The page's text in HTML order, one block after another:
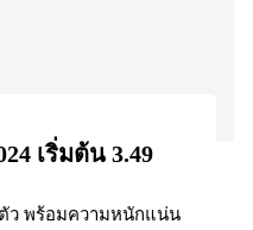
เริ่มต้น 3.49
ตัว พร้อมความหนักแน่น